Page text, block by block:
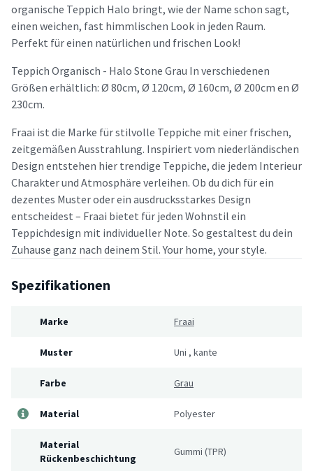
organische Teppich Halo bringt, wie der Name schon sagt,
einen weichen, fast himmlischen Look in jeden Raum.
Perfekt für einen natürlichen und frischen Look!
Teppich Organisch - Halo Stone Grau In verschiedenen
Größen erhältlich: Ø 80cm, Ø 120cm, Ø 160cm, Ø 200cm en Ø
230cm.
Fraai ist die Marke für stilvolle Teppiche mit einer frischen,
zeitgemäßen Ausstrahlung. Inspiriert vom niederländischen
Design entstehen hier trendige Teppiche, die jedem Interieur
Charakter und Atmosphäre verleihen. Ob du dich für ein
dezentes Muster oder ein ausdrucksstarkes Design
entscheidest – Fraai bietet für jeden Wohnstil ein
Teppichdesign mit individueller Note. So gestaltest du dein
Zuhause ganz nach deinem Stil. Your home, your style.
Spezifikationen
Marke Fraai
Muster Uni , kante
Farbe Grau
Material Polyester
Material
Rückenbeschichtung
Gummi (TPR)